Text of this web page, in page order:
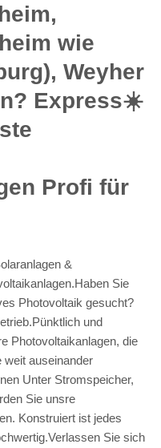
wie
Weyher
Express☀️
Profi für
&
Sie
Photovoltaik gesucht?
und
Photovoltaikanlagen, die
weit auseinander
Unter Stromspeicher,
Sie unsre
Konstruiert ist jedes
Sie sich